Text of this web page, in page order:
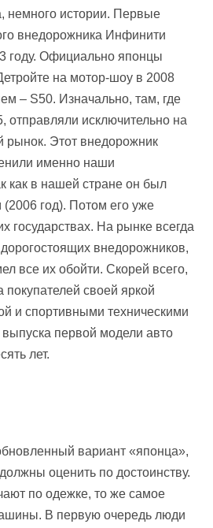
немного истории. Первые
внедорожника Инфинити
году. Официально японцы
на мотор-шоу в 2008
– S50. Изначально, там, где
отправляли исключительно на
рынок. Этот внедорожник
именно наши
как в нашей стране он был
год). Потом его уже
государствах. На рынке всегда
внедорожников,
все их обойти. Скорей всего,
своей яркой
и спортивными техническими
первой модели авто
лет.
вариант «японца»,
оценить по достоинству.
по одежке, то же самое
В первую очередь люди